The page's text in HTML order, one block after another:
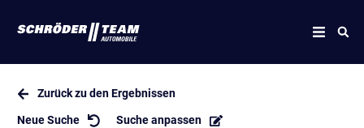
Zurück zu den Ergebnissen
Neue Suche Suche anpassen